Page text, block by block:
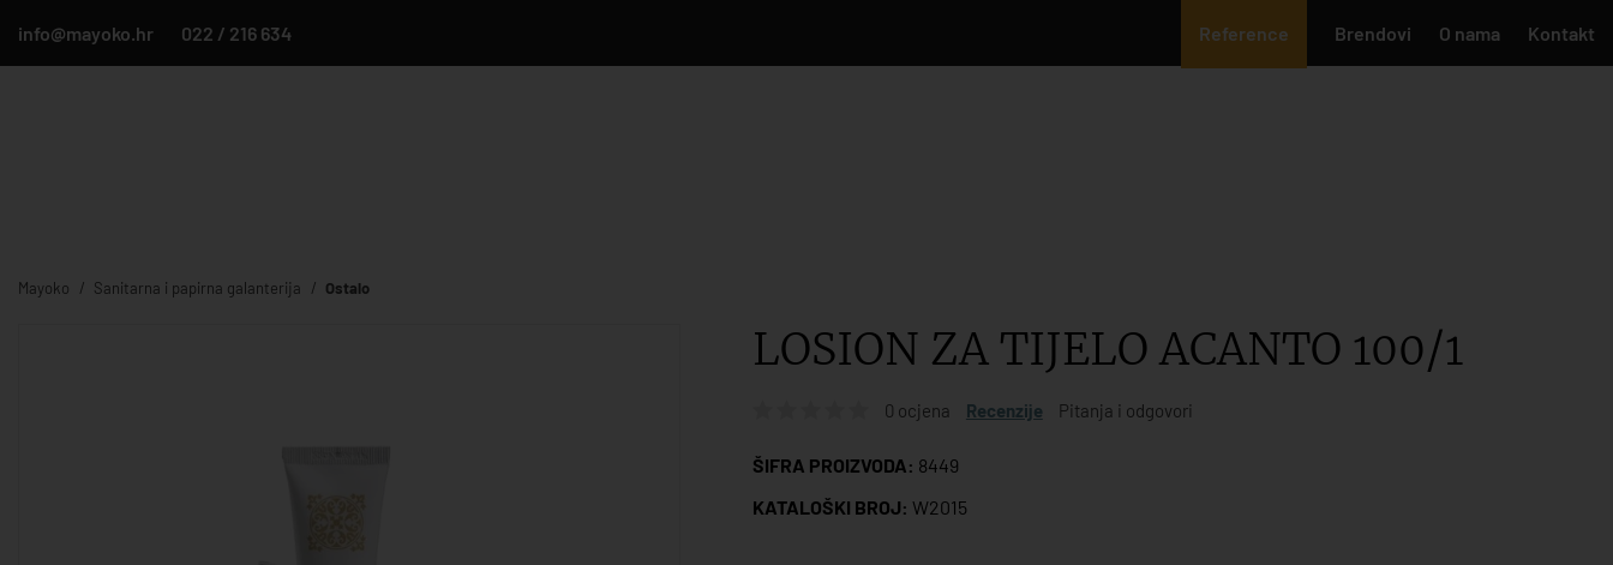
info@mayoko.hr 022 / 216 634 Reference Brendovi O nama Kontakt
Mayoko Sanitarna i papirna galanterija Ostalo
LOSION ZA TIJELO ACANTO 100/1
0 ocjena Recenzije Pitanja i odgovori
ŠIFRA PROIZVODA: 8449
KATALOŠKI BROJ: W2015